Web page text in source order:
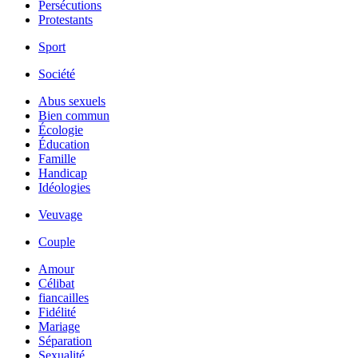
Persécutions
Protestants
Sport
Société
Abus sexuels
Bien commun
Écologie
Éducation
Famille
Handicap
Idéologies
Veuvage
Couple
Amour
Célibat
fiancailles
Fidélité
Mariage
Séparation
Sexualité